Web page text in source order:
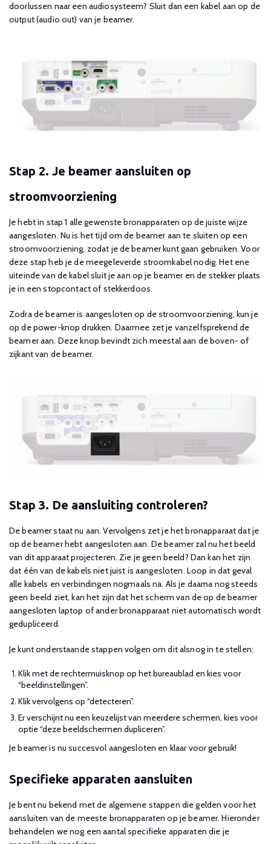
doorlussen naar een audiosysteem? Sluit dan een kabel aan op de
output (audio out) van je beamer.
Stap 2. Je beamer aansluiten op
stroomvoorziening
Je hebt in stap 1 alle gewenste bronapparaten op de juiste wijze
aangesloten. Nu is het tijd om de beamer aan te sluiten op een
stroomvoorziening, zodat je de beamer kunt gaan gebruiken. Voor
deze stap heb je de meegeleverde stroomkabel nodig. Het ene
uiteinde van de kabel sluit je aan op je beamer en de stekker plaats
je in een stopcontact of stekkerdoos.
Zodra de beamer is aangesloten op de stroomvoorziening, kun je
op de power-knop drukken. Daarmee zet je vanzelfsprekend de
beamer aan. Deze knop bevindt zich meestal aan de boven- of
zijkant van de beamer.
Stap 3. De aansluiting controleren?
De beamer staat nu aan. Vervolgens zet je het bronapparaat dat je
op de beamer hebt aangesloten aan. De beamer zal nu het beeld
van dit apparaat projecteren. Zie je geen beeld? Dan kan het zijn
dat één van de kabels niet juist is aangesloten. Loop in dat geval
alle kabels en verbindingen nogmaals na. Als je daarna nog steeds
geen beeld ziet, kan het zijn dat het scherm van de op de beamer
aangesloten laptop of ander bronapparaat niet automatisch wordt
gedupliceerd.
Je kunt onderstaande stappen volgen om dit alsnog in te stellen:
Klik met de rechtermuisknop op het bureaublad en kies voor
“beeldinstellingen”.
Klik vervolgens op “detecteren”.
Er verschijnt nu een keuzelijst van meerdere schermen, kies voor
optie “deze beeldschermen dupliceren”.
Je beamer is nu succesvol aangesloten en klaar voor gebruik!
Specifieke apparaten aansluiten
Je bent nu bekend met de algemene stappen die gelden voor het
aansluiten van de meeste bronapparaten op je beamer. Hieronder
behandelen we nog een aantal specifieke apparaten die je